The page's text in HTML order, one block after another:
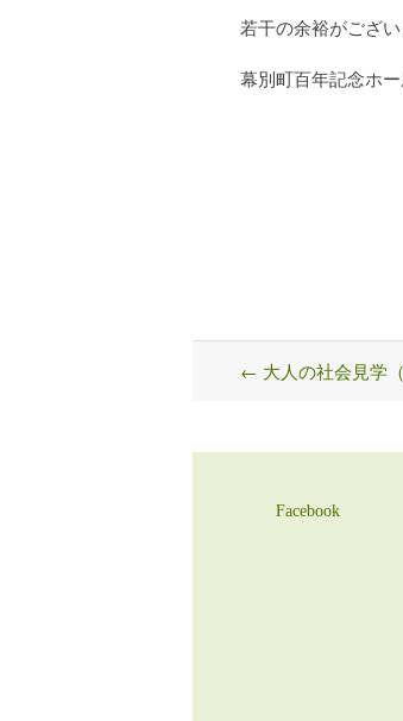
若干の余裕がござ
幕別町百年記念ホ
Post
← 大人の社会見学
Facebook